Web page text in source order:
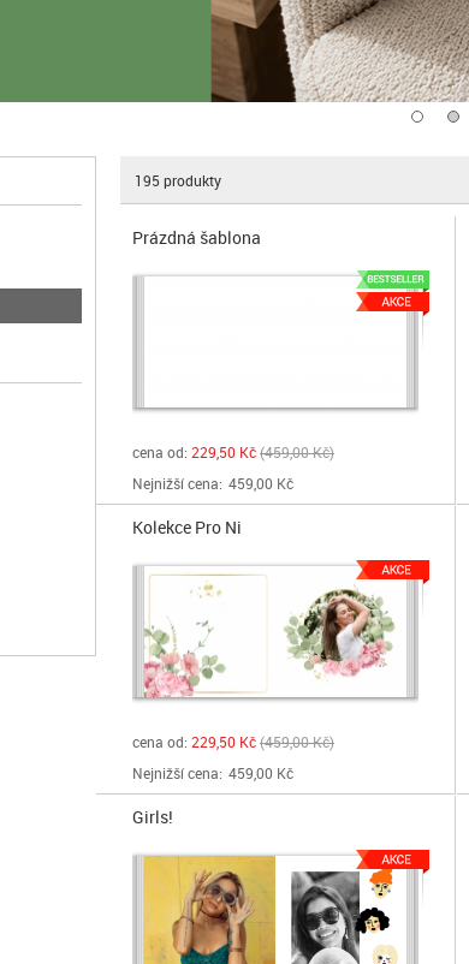
195 produkty
Prázdná šablona
cena od: 229,50 Kč 459,00 Kč
Nejnižší cena: 459,00 Kč
Kolekce Pro Ni
cena od: 229,50 Kč 459,00 Kč
Nejnižší cena: 459,00 Kč
Girls!